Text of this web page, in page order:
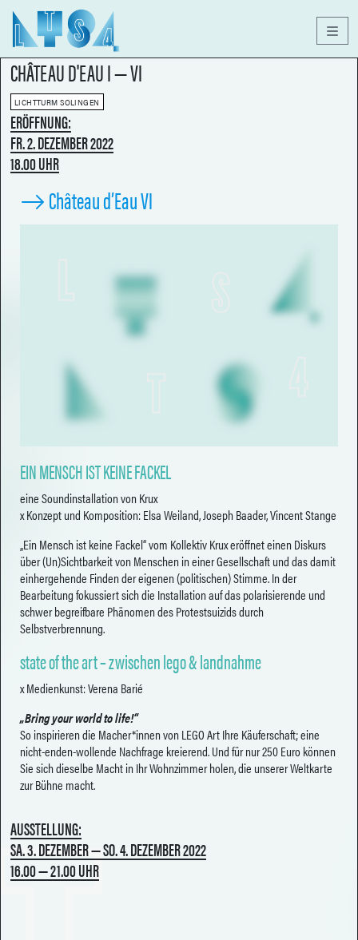
CHÂTEAU D'EAU I — VI
LICHTTURM SOLINGEN
ERÖFFNUNG:
FR. 2. DEZEMBER 2022
18.00 UHR
Château d’Eau VI
EIN MENSCH IST KEINE FACKEL
eine Soundinstallation von Krux
x Konzept und Komposition: Elsa Weiland, Joseph Baader, Vincent Stange
„Ein Mensch ist keine Fackel“ vom Kollektiv Krux eröffnet einen Diskurs
über (Un)Sichtbarkeit von Menschen in einer Gesellschaft und das damit
einhergehende Finden der eigenen (politischen) Stimme. In der
Bearbeitung fokussiert sich die Installation auf das polarisierende und
schwer begreifbare Phänomen des Protestsuizids durch
Selbstverbrennung.
state of the art – zwischen lego & landnahme
x Medienkunst: Verena Barié
„Bring your world to life!“
So inspirieren die Macher*innen von LEGO Art Ihre Käuferschaft; eine
nicht-enden-wollende Nachfrage kreierend. Und für nur 250 Euro können
Sie sich dieselbe Macht in Ihr Wohnzimmer holen, die unserer Weltkarte
zur Bühne macht.
AUSSTELLUNG:
SA. 3. DEZEMBER — SO. 4. DEZEMBER 2022
16.00 — 21.00 UHR